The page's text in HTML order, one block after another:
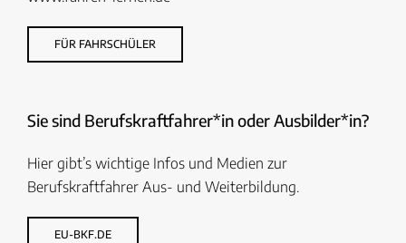
FÜR FAHRSCHÜLER
Sie sind Berufskraftfahrer*in oder Ausbilder*in?
Hier gibt’s wichtige Infos und Medien zur
Berufskraftfahrer Aus- und Weiterbildung.
EU-BKF.DE